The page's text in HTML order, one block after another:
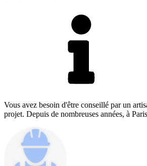
Vous avez besoin d'être conseillé par un
projet. Depuis de nombreuses années, à